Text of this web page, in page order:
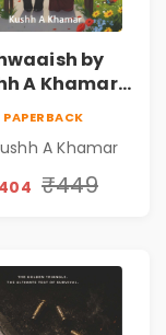
by
A Khamar |
Romance
Fiction |
Day
PAPERBACK
A Khamar
₹449